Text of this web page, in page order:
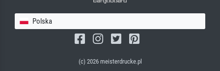
Polska
(c) 2026 meisterdrucke.pl